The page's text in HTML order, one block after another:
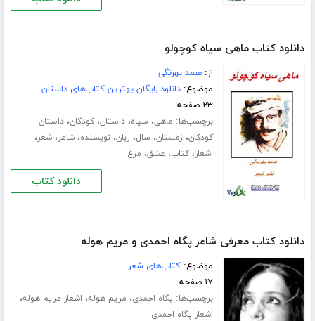
دانلود کتاب ماهی سیاه کوچولو
از:صمد بهرنگی
موضوع:دانلود رایگان بهترین کتاب‌های داستان
۲۳ صفحه
برچسب‌ها: ماهی، سیاه،داستان،کودکان،داستان
کودکان، زمستان، سال، زبان،نویسنده،شاعر،شعر،
اشعار،کتاب، عشق، مرغ
دانلود کتاب
دانلود کتاب معرفی شاعر پگاه احمدی و مریم هوله
موضوع:کتاب‌های شعر
۱۷ صفحه
برچسب‌ها: پگاه احمدی، مریم هوله، اشعار مریم هوله،
اشعار پگاه احمدی